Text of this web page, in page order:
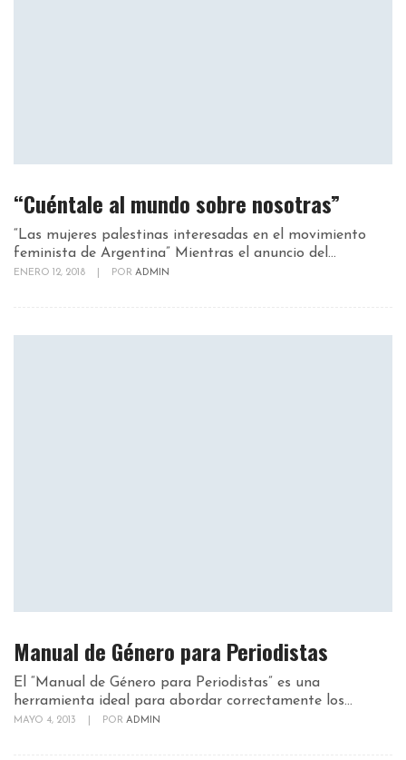
“Cuéntale al mundo sobre nosotras”
“Las mujeres palestinas interesadas en el movimiento
feminista de Argentina” Mientras el anuncio del...
ENERO 12, 2018 POR ADMIN
Manual de Género para Periodistas
El “Manual de Género para Periodistas” es una
herramienta ideal para abordar correctamente los...
MAYO 4, 2013 POR ADMIN